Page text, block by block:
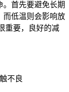
。首先要避免长期
而低温则会影响放
重要，良好的减
不良